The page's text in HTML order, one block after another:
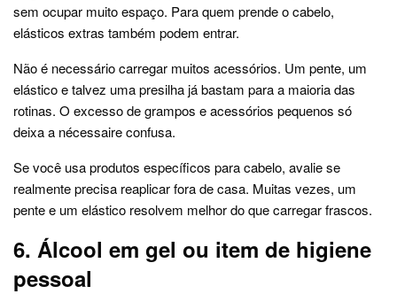
sem ocupar muito espaço. Para quem prende o cabelo,
elásticos extras também podem entrar.
Não é necessário carregar muitos acessórios. Um pente, um
elástico e talvez uma presilha já bastam para a maioria das
rotinas. O excesso de grampos e acessórios pequenos só
deixa a nécessaire confusa.
Se você usa produtos específicos para cabelo, avalie se
realmente precisa reaplicar fora de casa. Muitas vezes, um
pente e um elástico resolvem melhor do que carregar frascos.
6. Álcool em gel ou item de higiene
pessoal